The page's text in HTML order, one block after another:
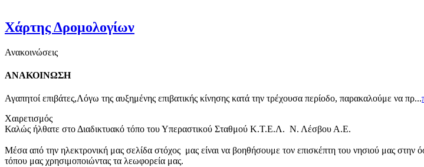
Χάρτης Δρομολογίων
Ανακοινώσεις
ΑΝΑΚΟΙΝΩΣΗ
Αγαπητοί επιβάτες,Λόγω της αυξημένης επιβατικής κίνησης κατά την τρέχουσα περίοδο, παρακαλούμε να πρ...
Χαιρετισμός
Καλώς ήλθατε στο Διαδικτυακό τόπο του Υπεραστικού Σταθμού Κ.Τ.Ε.Λ. Ν. Λέσβου Α.Ε.
Μέσα από την ηλεκτρονική μας σελίδα στόχος μας είναι να βοηθήσουμε τον επισκέπτη του νησιού μας
τόπου μας χρησιμοποιώντας τα λεωφορεία μας.